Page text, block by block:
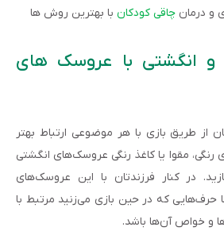
و درمان چاقی کودکان با بهترین روش ها
و انگشتی با عروسک های
از طریق بازی با هر موضوعی ارتباط بهتر
رنگی، مقوا یا کاغذ رنگی عروسک‌های انگشتی
در کنار فرزندتان با این عروسک‌های
حرف‌هایی که در حین بازی می‌زنید مرتبط با
و خواص آن‌ها باشد.